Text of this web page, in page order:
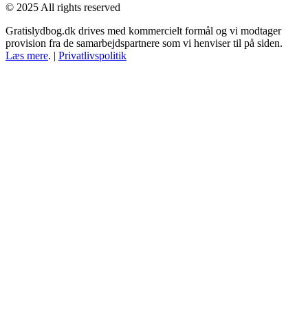
© 2025 All rights reserved
Gratislydbog.dk drives med kommercielt formål og vi modtager
provision fra de samarbejdspartnere som vi henviser til på siden.
Læs mere. | Privatlivspolitik